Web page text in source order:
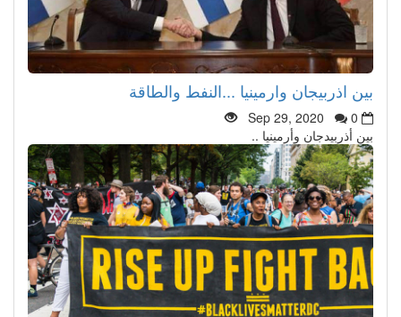
بين اذربيجان وارمينيا ...النفط والطاقة
Sep 29, 2020
0
بين أذربيدجان وأرمينيا ..